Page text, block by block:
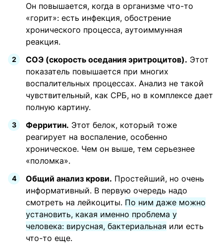
Он повышается, когда в организме что-то
«горит»: есть инфекция, обострение
хронического процесса, аутоиммунная
реакция.
СОЭ (скорость оседания эритроцитов). Этот
показатель повышается при многих
воспалительных процессах. Анализ не такой
чувствительный, как СРБ, но в комплексе дает
полную картину.
Ферритин. Этот белок, который тоже
реагирует на воспаление, особенно
хроническое. Чем он выше, тем серьезнее
«поломка».
Общий анализ крови. Простейший, но очень
информативный. В первую очередь надо
смотреть на лейкоциты. По ним даже можно
установить, какая именно проблема у
человека: вирусная, бактериальная или есть
что-то еще.